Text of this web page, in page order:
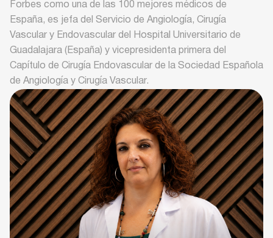
Forbes como una de las 100 mejores médicos de
España, es jefa del Servicio de Angiología, Cirugía
Vascular y Endovascular del Hospital Universitario de
Guadalajara (España) y vicepresidenta primera del
Capítulo de Cirugía Endovascular de la Sociedad Española
de Angiología y Cirugía Vascular.